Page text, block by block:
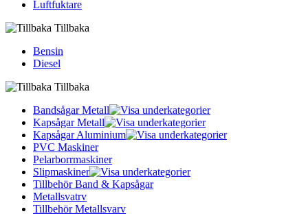
Luftfuktare
Tillbaka
Bensin
Diesel
Tillbaka
Bandsågar Metall
Kapsågar Metall
Kapsågar Aluminium
PVC Maskiner
Pelarborrmaskiner
Slipmaskiner
Tillbehör Band & Kapsågar
Metallsvatrv
Tillbehör Metallsvarv